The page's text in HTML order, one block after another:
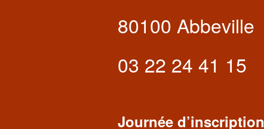
80100 Abbeville
03 22 24 41 15
Journée d’inscription